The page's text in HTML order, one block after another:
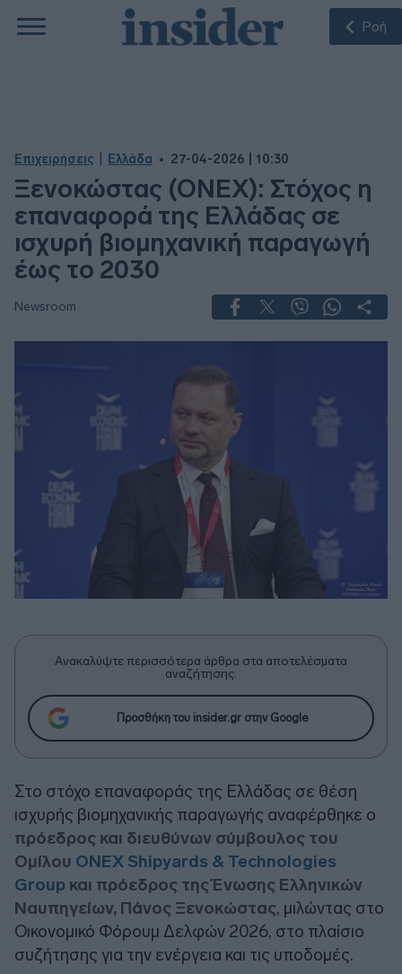
Ροή
Επιχειρήσεις Ελλάδα 27-04-2026 | 10:30
Ξενοκώστας (ONEX): Στόχος η
επαναφορά της Ελλάδας σε
ισχυρή βιομηχανική παραγωγή
έως το 2030
Newsroom
Ανακαλύψτε περισσότερα άρθρα στα αποτελέσματα
αναζήτησης.
Προσθήκη του insider.gr στην Google
Στο στόχο επαναφοράς της Ελλάδας σε θέση
ισχυρής βιομηχανικής παραγωγής αναφέρθηκε ο
πρόεδρος και διευθύνων σύμβουλος του
Ομίλου ONEX Shipyards & Technologies
Group και πρόεδρος της Ένωσης Ελληνικών
Ναυπηγείων, Πάνος Ξενοκώστας, μιλώντας στο
Οικονομικό Φόρουμ Δελφών 2026, στο πλαίσιο
συζήτησης για την ενέργεια και τις υποδομές.